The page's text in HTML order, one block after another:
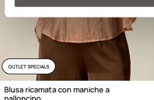
OUTLET SPECIALS
Blusa ricamata con maniche a